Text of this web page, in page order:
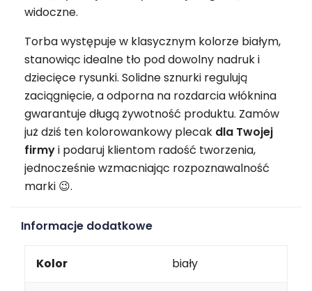
widoczne.
Torba występuje w klasycznym kolorze białym,
stanowiąc idealne tło pod dowolny nadruk i
dziecięce rysunki. Solidne sznurki regulują
zaciągnięcie, a odporna na rozdarcia włóknina
gwarantuje długą żywotność produktu. Zamów
już dziś ten kolorowankowy plecak dla Twojej
firmyi podaruj klientom radość tworzenia,
jednocześnie wzmacniając rozpoznawalność
marki 😉.
Informacje dodatkowe
Kolor biały